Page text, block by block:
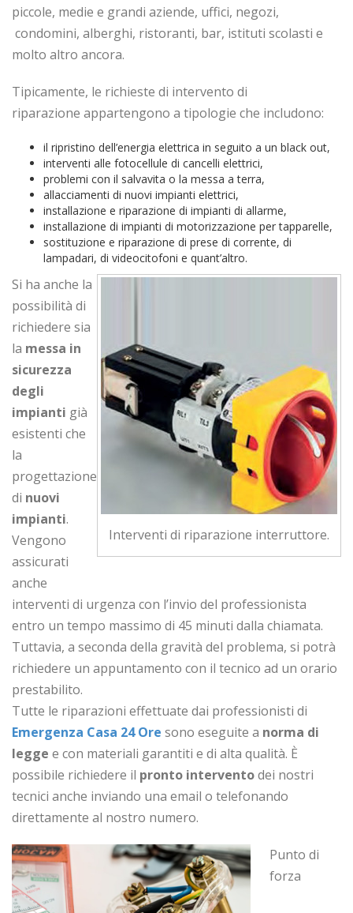
piccole, medie e grandi aziende, uffici, negozi,
condomini, alberghi, ristoranti, bar, istituti scolasti e
molto altro ancora.
Tipicamente, le richieste di intervento di
riparazione appartengono a tipologie che includono:
il ripristino dell’energia elettrica in seguito a un black out,
interventi alle fotocellule di cancelli elettrici,
problemi con il salvavita o la messa a terra,
allacciamenti di nuovi impianti elettrici,
installazione e riparazione di impianti di allarme,
installazione di impianti di motorizzazione per tapparelle,
sostituzione e riparazione di prese di corrente, di
lampadari, di videocitofoni e quant’altro.
Interventi di riparazione interruttore.
Si ha anche la
possibilità di
richiedere sia
la messa in
sicurezza
degli
impianti già
esistenti che
la
progettazione
di nuovi
impianti.
Vengono
assicurati
anche
interventi di urgenza con l’invio del professionista
entro un tempo massimo di 45 minuti dalla chiamata.
Tuttavia, a seconda della gravità del problema, si potrà
richiedere un appuntamento con il tecnico ad un orario
prestabilito.
Tutte le riparazioni effettuate dai professionisti di
Emergenza Casa 24 Ore sono eseguite a norma di
legge e con materiali garantiti e di alta qualità. È
possibile richiedere il pronto interventodei nostri
tecnici anche inviando una email o telefonando
direttamente al nostro numero.
Punto di
forza